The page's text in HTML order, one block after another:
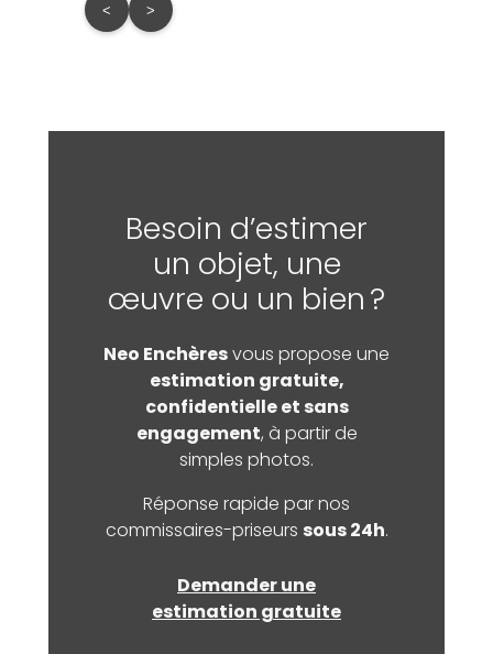
< >
Besoin d’estimer
un objet, une
œuvre ou un bien ?
Neo Enchèresvous propose une
estimation gratuite,
confidentielle et sans
engagement, à partir de
simples photos.
Réponse rapide par nos
commissaires-priseurs sous 24h.
Demander une
estimation gratuite